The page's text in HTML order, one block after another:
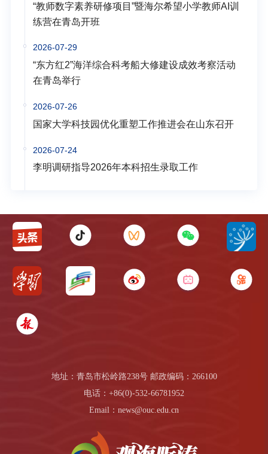
“教师数字素养研修项目”暨海尔希望小学教师AI训
练营在青岛开班
2026-07-29
“东方红2”海洋综合科考船大修建设成效考察活动
在青岛举行
2026-07-26
国家大学科技园优化重塑工作推进会在山东召开
2026-07-24
李明调研指导2026年本科招生录取工作
地址：青岛市松岭路238号 邮政编码：266100
电话：+86(0)-532-66781952
Email：news@ouc.edu.cn